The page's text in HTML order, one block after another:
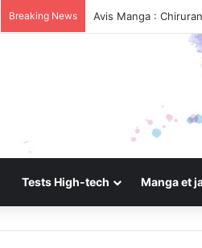
Breaking News Avis Manga :
Tests High-tech Manga et